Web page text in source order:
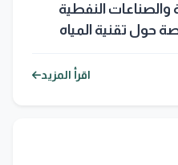
النفطية
حول تقنية المياه
اقرأ المزيد